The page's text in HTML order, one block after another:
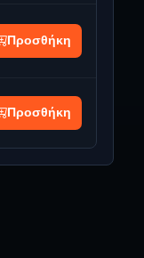
Προσθήκη
Προσθήκη